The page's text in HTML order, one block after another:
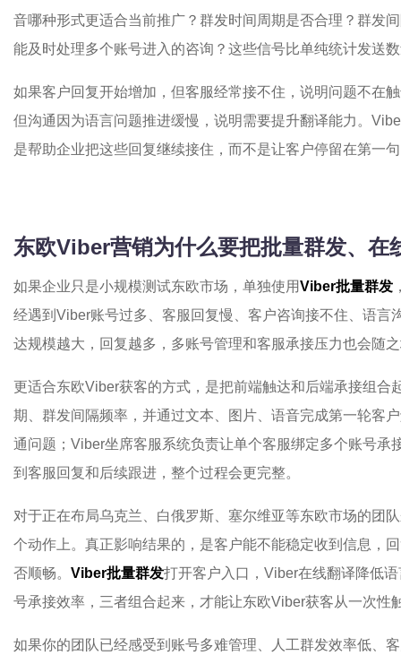
音哪种形式更适合当前推广？群发时间周期是否合理？群发
能及时处理多个账号进入的咨询？这些信号比单纯统计发送
如果客户回复开始增加，但客服经常接不住，说明问题不在
但沟通因为语言问题推进缓慢，说明需要提升翻译能力。
是帮助企业把这些回复继续接住，而不是让客户停留在第一
东欧Viber营销为什么要把批量群发、在
如果企业只是小规模测试东欧市场，单独使用Viber批量群发
经遇到Viber账号过多、客服回复慢、客户咨询接不住、语言
达规模越大，回复越多，多账号管理和客服承接压力也会随
更适合东欧Viber获客的方式，是把前端触达和后端承接组合
期、群发间隔频率，并通过文本、图片、语音完成第一轮客
通问题；Viber坐席客服系统负责让单个客服绑定多个账号承
到客服回复和后续跟进，整个过程会更完整。
对于正在布局乌克兰、白俄罗斯、塞尔维亚等东欧市场的团
个动作上。真正影响结果的，是客户能不能稳定收到信息，
否顺畅。 Viber批量群发打开客户入口，Viber在线翻译降低
号承接效率，三者组合起来，才能让东欧Viber获客从一次性
如果你的团队已经感受到账号多难管理、人工群发效率低、